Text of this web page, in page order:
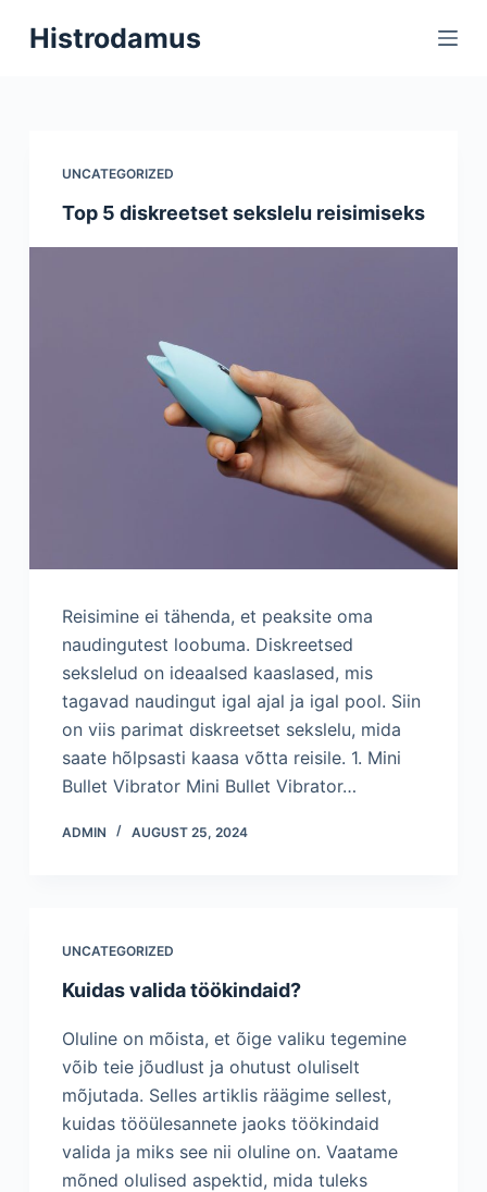
S
k
n
Histrodamus
UNCATEGORIZED
Top 5 diskreetset sekslelu reisimiseks
Reisimine ei tähenda, et peaksite oma
naudingutest loobuma. Diskreetsed
sekslelud on ideaalsed kaaslased, mis
tagavad naudingut igal ajal ja igal pool. Siin
on viis parimat diskreetset sekslelu, mida
saate hõlpsasti kaasa võtta reisile. 1. Mini
Bullet Vibrator Mini Bullet Vibrator…
ADMIN AUGUST 25, 2024
UNCATEGORIZED
Kuidas valida töökindaid?
Oluline on mõista, et õige valiku tegemine
võib teie jõudlust ja ohutust oluliselt
mõjutada. Selles artiklis räägime sellest,
kuidas tööülesannete jaoks töökindaid
valida ja miks see nii oluline on. Vaatame
mõned olulised aspektid, mida tuleks